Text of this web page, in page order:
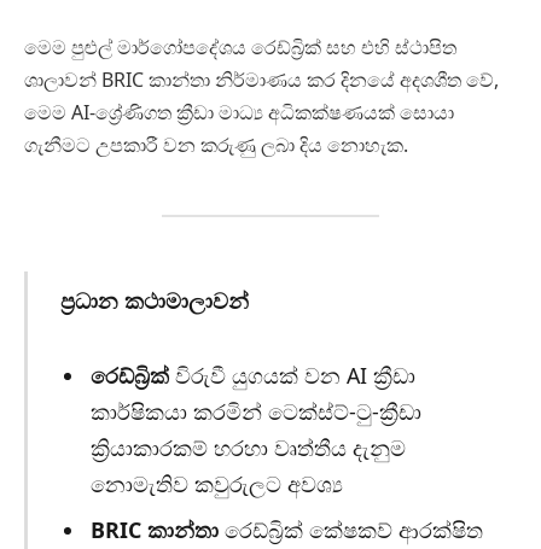
මෙම පුළුල් මාර්ගෝපදේශය රෙඩ්බ්‍රික් සහ එහි ස්ථාපිත
ශාලාවන් BRIC කාන්තා නිර්මාණය කර දිනයේ අදශශීත වේ,
මෙම AI-ශ්‍රේණිගත ක්‍රීඩා මාධ්‍ය අධිකක්ෂණයක් සොයා
ගැනීමට උපකාරී වන කරුණු ලබා දිය නොහැක.
ප්‍රධාන කථාමාලාවන්
රෙඩ්බ්‍රික්විරුවී යුගයක් වන AI ක්‍රීඩා
කාර්ෂිකයා කරමින් ටෙක්ස්ට්-ටු-ක්‍රීඩා
ක්‍රියාකාරකම් හරහා වෘත්තීය දැනුම
නොමැතිව කවුරුලට අවශ්‍ය
BRIC කාන්තාරෙඩ්බ්‍රික් කේෂකව් ආරක්ෂිත